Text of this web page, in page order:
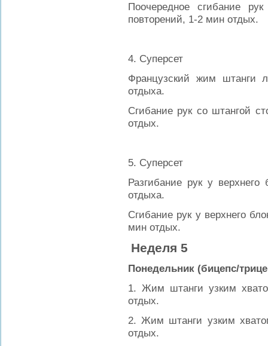
Поочередное сгибание
повторений, 1-2 мин отдых.
4. Суперсет
Французский жим штанги
отдыха.
Сгибание рук со штангой
отдых.
5. Суперсет
Разгибание рук у
отдыха.
Сгибание рук у верхнего
мин отдых.
Неделя 5
Понедельник (бицепс/
1. Жим штанги узким
отдых.
2. Жим штанги узким
отдых.